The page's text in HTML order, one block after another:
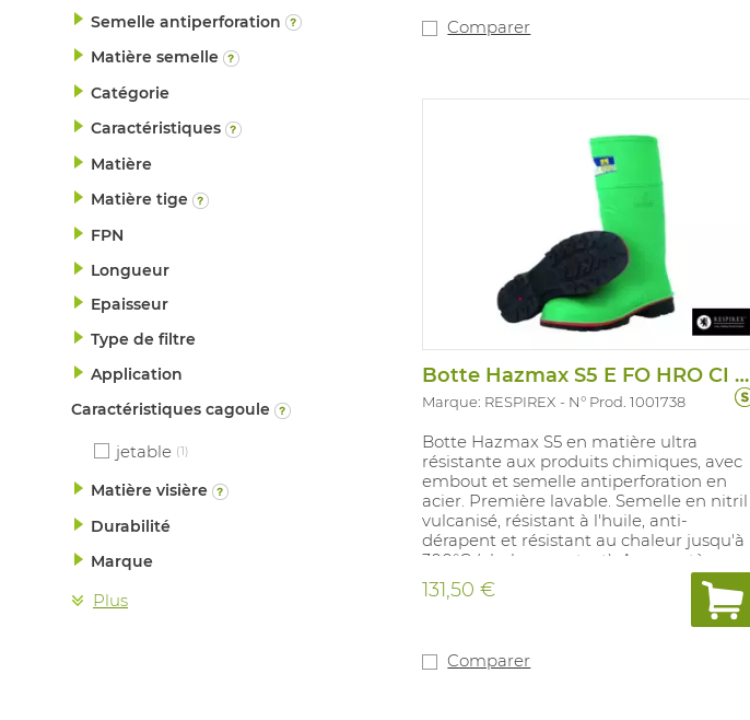
Semelle antiperforation
Matière semelle
Catégorie
Caractéristiques
Matière
Matière tige
FPN
Longueur
Epaisseur
Type de filtre
Application
Caractéristiques cagoule
jetable (1)
Matière visière
Durabilité
Marque
Plus
Comparer
Botte Hazmax S5 E FO HRO CI SRC
Marque: RESPIREX N° Prod. 1001738
Botte Hazmax S5 en matière ultra
résistante aux produits chimiques, avec
embout et semelle antiperforation en
acier. Première lavable. Semelle en nitril
vulcanisé, résistant à l'huile, anti-
dérapent et résistant au chaleur jusqu'à
300°C (chaleur contact). Avec système
tunnel antichoc au talon. Couleur: vert.
Tailles: 35-47. Convient pou:r travaux
131,50 €
Comparer